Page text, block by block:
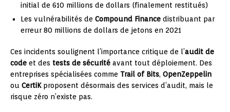
initial de 610 millions de dollars (finalement restitués)
Les vulnérabilités de Compound Finance distribuant par
erreur 80 millions de dollars de jetons en 2021
Ces incidents soulignent l’importance critique de l’audit de
code et des tests de sécurité avant tout déploiement. Des
entreprises spécialisées comme Trail of Bits, OpenZeppelin
ou CertiKproposent désormais des services d’audit, mais le
risque zéro n’existe pas.